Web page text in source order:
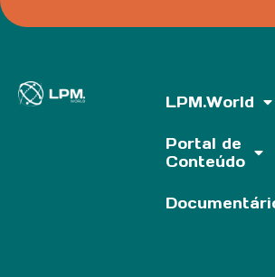
LPM.World
Portal de
Conteúdo